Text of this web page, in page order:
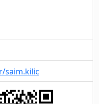
saim.kilic